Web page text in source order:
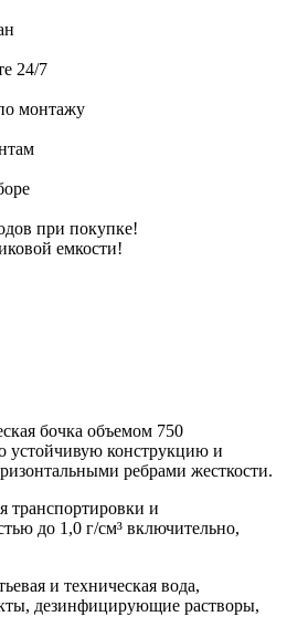
24/7
монтажу
при покупке!
емкости!
бочка объемом 750
устойчивую конструкцию и
ребрами жесткости.
транспортировки и
до 1,0 г/см³ включительно,
и техническая вода,
дезинфицирующие растворы,